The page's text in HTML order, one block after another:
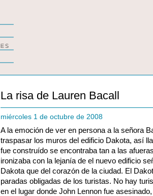
La risa de Lauren Bacall
miércoles 1 de octubre de 2008
A la emoción de ver en persona a la señora
traspasar los muros del edificio Dakota, así
fue construído se encontraba tan a las
ironizaba con la lejanía de el nuevo edificio
Dakota que del corazón de la ciudad. El
paradas obligadas de los turistas. No hay
en el lugar donde John Lennon fue